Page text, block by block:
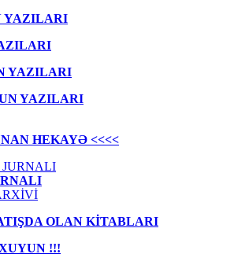
YAZILARI
YAZILARI
YAZILARI
HEKAYƏ <<<<
JURNALI
OLAN KİTABLARI
!!!